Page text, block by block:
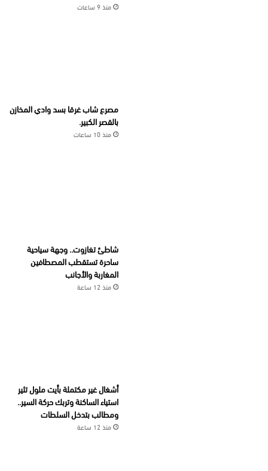
منذ 9 ساعات
مصرع شاب غرقا بسد وادي المخازن
بالقصر الكبير.
منذ 10 ساعات
شاطئ تغازوت.. وجهة سياحية
ساحرة تستقطب المصطافين
المغاربة والأجانب
منذ 12 ساعة
أشغال غير مكتملة بأيت ملول تثير
استياء الساكنة وتربك حركة السير..
ومطالب بتدخل السلطات
منذ 12 ساعة